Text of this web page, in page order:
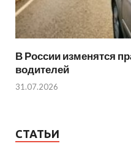
В России изменятся
водителей
31.07.2026
СТАТЬИ